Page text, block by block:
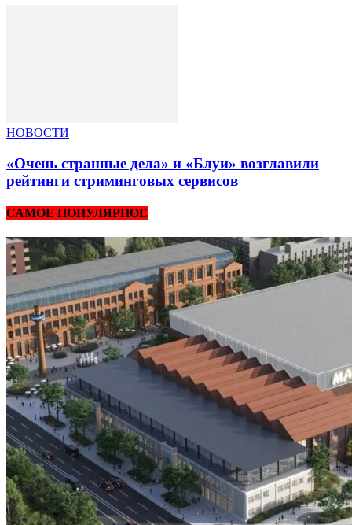
НОВОСТИ
«Очень странные дела» и «Блуи» возглавили
рейтинги стриминговых сервисов
САМОЕ ПОПУЛЯРНОЕ